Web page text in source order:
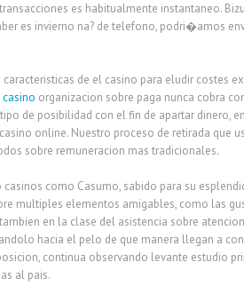
es habitualmente instantaneo.
es invierno na? de telefono, podri�amos
de el casino para eludir costes
casino organizacion sobre paga nunca cobra
de posibilidad con el fin de apartar dinero,
online. Nuestro proceso de retirada que
sobre remuneracion mas tradicionales.
como Casumo, sabido para su
multiples elementos amigables, como las
en la clase del asistencia sobre
hacia el pelo de que manera llegan a
continua observando levante estudio
al pais.